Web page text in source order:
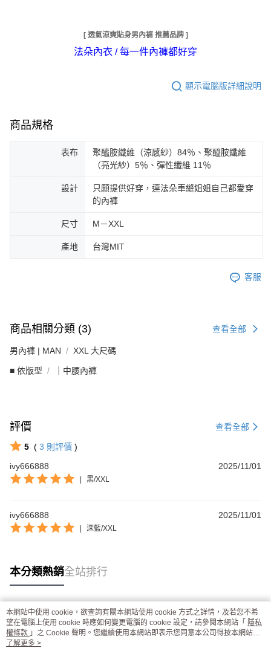
[ 透氣涼爽貼身男內褲 推薦品牌 ]
法朵內衣 / 每一件內褲都好穿
顯示電腦版詳細說明
商品規格
表布
聚醯胺纖維（涼感紗）84％、聚醯胺纖維
（亮光紗）5％、彈性纖維 11％
設計
只願提供好穿，連法朵車縫姐姐自己都愛穿
的內褲
尺寸 M－XXL
產地 台灣MIT
客服
商品相關分類 (3) 查看全部
男內褲 | MAN XXL 大尺碼
■ 依版型 ｜中腰內褲
評價 查看全部
5 ( 3 則評價 )
ivy666888
2025/11/01
| 黑/XXL
ivy666888 2025/11/01
| 深藍/XXL
本分類熱銷全站排行
熱門標籤
本網站中使用 cookie，欲查詢有關本網站使用 cookie 方式之詳情，及若您不希
望在電腦上使用 cookie 時應如何變更電腦的 cookie 設定，請參閱本網站「 隱私
權條款 」之 Cookie 聲明。您繼續使用本網站即表示您同意本公司得按本網站使
用條款之 Cookie 聲明使用 cookie。
了解更多 >